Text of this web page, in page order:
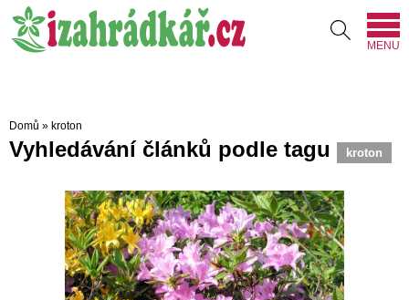
MENU
Domů » kroton
Vyhledávání článků podle tagu kroton